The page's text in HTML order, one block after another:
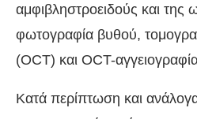
αμφιβληστροειδούς και της
φωτογραφία βυθού,
(OCT) και OCT-
Κατά περίπτωση και ανάλογα